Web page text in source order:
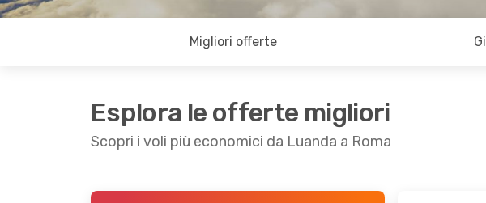
Migliori offerte
Esplora le offerte migliori
Scopri i voli più economici da Luanda a Roma